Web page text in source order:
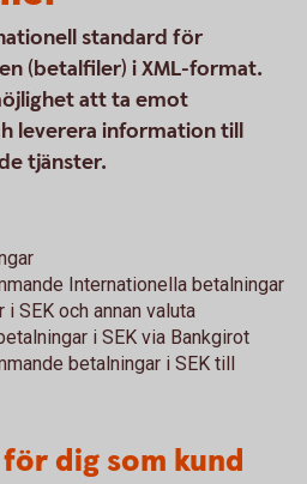
standard för
(betalfiler) i XML-format.
att ta emot
leverera information till
tjänster.
Internationella betalningar
SEK och annan valuta
i SEK via Bankgirot
betalningar i SEK till
dig som kund